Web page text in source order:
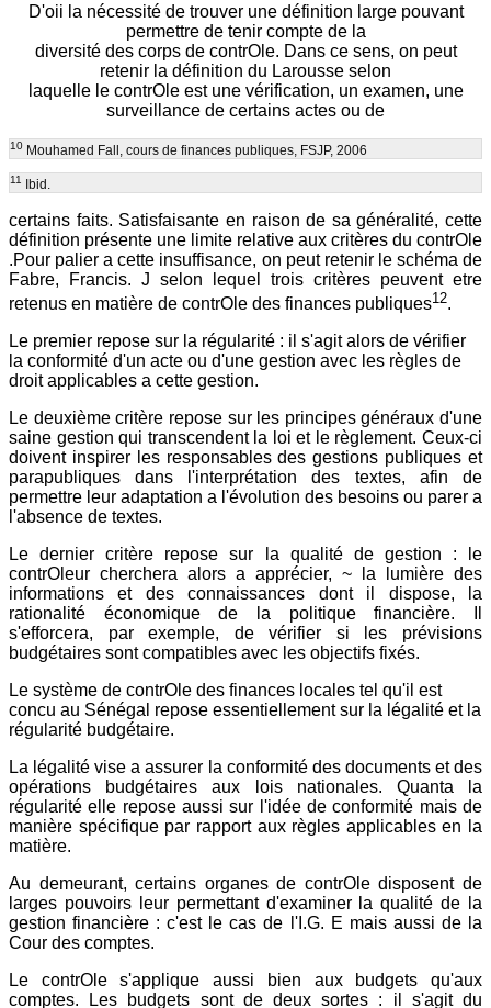
D'oii la nécessité de trouver une définition large pouvant
permettre de tenir compte de la
diversité des corps de contrOle. Dans ce sens, on peut
retenir la définition du Larousse selon
laquelle le contrOle est une vérification, un examen, une
surveillance de certains actes ou de
10 Mouhamed Fall, cours de finances publiques, FSJP, 2006
11 Ibid.
certains faits. Satisfaisante en raison de sa généralité, cette
définition présente une limite relative aux critères du contrOle
.Pour palier a cette insuffisance, on peut retenir le schéma de
Fabre, Francis. J selon lequel trois critères peuvent etre
retenus en matière de contrOle des finances publiques12.
Le premier repose sur la régularité : il s'agit alors de vérifier
la conformité d'un acte ou d'une gestion avec les règles de
droit applicables a cette gestion.
Le deuxième critère repose sur les principes généraux d'une
saine gestion qui transcendent la loi et le règlement. Ceux-ci
doivent inspirer les responsables des gestions publiques et
parapubliques dans l'interprétation des textes, afin de
permettre leur adaptation a l'évolution des besoins ou parer a
l'absence de textes.
Le dernier critère repose sur la qualité de gestion : le
contrOleur cherchera alors a apprécier, ~ la lumière des
informations et des connaissances dont il dispose, la
rationalité économique de la politique financière. Il
s'efforcera, par exemple, de vérifier si les prévisions
budgétaires sont compatibles avec les objectifs fixés.
Le système de contrOle des finances locales tel qu'il est
concu au Sénégal repose essentiellement sur la légalité et la
régularité budgétaire.
La légalité vise a assurer la conformité des documents et des
opérations budgétaires aux lois nationales. Quanta la
régularité elle repose aussi sur l'idée de conformité mais de
manière spécifique par rapport aux règles applicables en la
matière.
Au demeurant, certains organes de contrOle disposent de
larges pouvoirs leur permettant d'examiner la qualité de la
gestion financière : c'est le cas de l'I.G. E mais aussi de la
Cour des comptes.
Le contrOle s'applique aussi bien aux budgets qu'aux
comptes. Les budgets sont de deux sortes : il s'agit du